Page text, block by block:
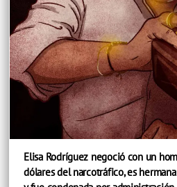
Elisa Rodríguez negoció con un
dólares del narcotráfico, es